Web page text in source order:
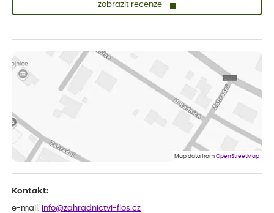
zobrazit recenze
Měla jsem pouze 1objednavku a zatím jsem spokojená se
sazenicemi
Miroslava
ověřený nákup
Rostliny byly v pořádku, dobře zabalené, celková spokojenost.
Doporučuji :). Spokojenost, stromky v pěkném stavu. Jediné, co
my chybělo, bylo komunikování nedostupného zboží před
Map data fromOpenStreetMap
Kontakt:
e-mail: info@zahradnictvi-flos.cz